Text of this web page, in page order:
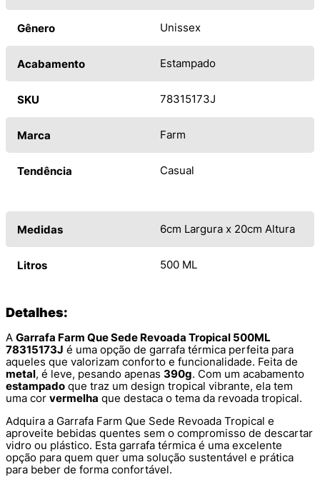
Gênero Unissex
Acabamento Estampado
SKU 78315173J
Marca Farm
Tendência Casual
Medidas 6cm Largura x 20cm Altura
Litros 500 ML
Detalhes:
A Garrafa Farm Que Sede Revoada Tropical 500ML
78315173J é uma opção de garrafa térmica perfeita para
aqueles que valorizam conforto e funcionalidade. Feita de
metal, é leve, pesando apenas 390g. Com um acabamento
estampado que traz um design tropical vibrante, ela tem
uma cor vermelha que destaca o tema da revoada tropical.
Adquira a Garrafa Farm Que Sede Revoada Tropical e
aproveite bebidas quentes sem o compromisso de descartar
vidro ou plástico. Esta garrafa térmica é uma excelente
opção para quem quer uma solução sustentável e prática
para beber de forma confortável.